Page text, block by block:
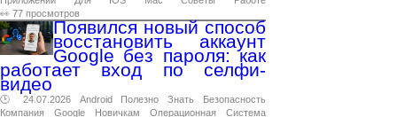
👀 77 просмотров
Появился новый способ
восстановить аккаунт
Google без пароля: как
работает вход по селфи-
видео
🕑 24.07.2026 Android Полезно Знать
Безопасность
Компания
Google Новичкам Операционная
Система